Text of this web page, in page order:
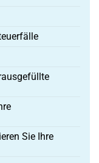
Sie Ihre